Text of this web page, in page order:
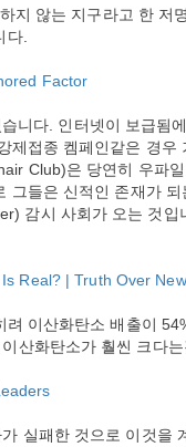
지 않는 지구라고 한 저
다.
Factor
니다. 인터넷이 보급됨
제접종 켐페인같은 경우
Club)은 당연히 우파
들은 신적인 존재가
감시 사회가 오는 것입
Real? | Truth Over
이산화탄소 배출이
산화탄소가 훨씬 크다는
실패한 것으로 이것을